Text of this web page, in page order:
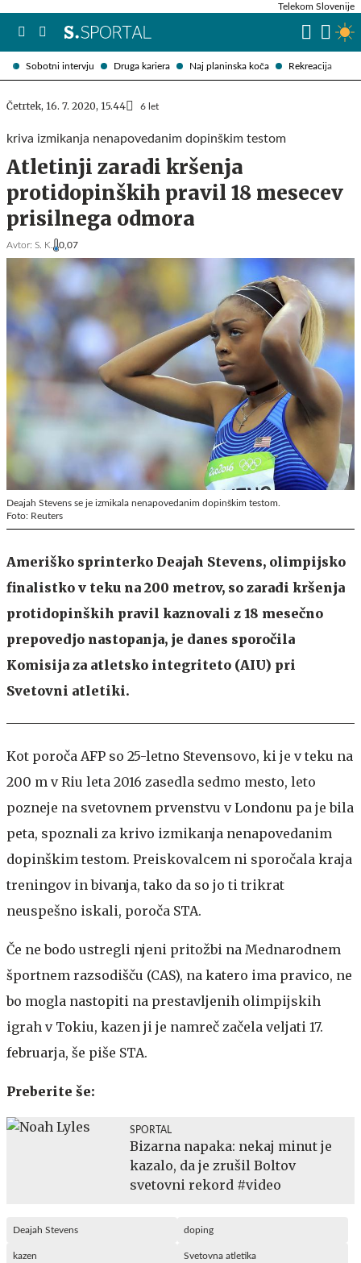
Sobotni intervju Druga kariera Naj planinska koča Rekreacija
Telekom Slovenije
Četrtek, 16. 7. 2020, 15.44 6 let
kriva izmikanja nenapovedanim dopinškim testom
Atletinji zaradi kršenja
protidopinških pravil 18 mesecev
prisilnega odmora
Avtor: S. K. 0,07
Deajah Stevens se je izmikala nenapovedanim dopinškim testom.
Foto: Reuters
Ameriško sprinterko Deajah Stevens, olimpijsko
finalistko v teku na 200 metrov, so zaradi kršenja
protidopinških pravil kaznovali z 18 mesečno
prepovedjo nastopanja, je danes sporočila
Komisija za atletsko integriteto (AIU) pri
Svetovni atletiki.
Kot poroča AFP so 25-letno Stevensovo, ki je v teku na
200 m v Riu leta 2016 zasedla sedmo mesto, leto
pozneje na svetovnem prvenstvu v Londonu pa je bila
peta, spoznali za krivo izmikanja nenapovedanim
dopinškim testom. Preiskovalcem ni sporočala kraja
treningov in bivanja, tako da so jo ti trikrat
neuspešno iskali, poroča STA.
Če ne bodo ustregli njeni pritožbi na Mednarodnem
športnem razsodišču (CAS), na katero ima pravico, ne
bo mogla nastopiti na prestavljenih olimpijskih
igrah v Tokiu, kazen ji je namreč začela veljati 17.
februarja, še piše STA.
Preberite še:
SPORTAL
Bizarna napaka: nekaj minut je
kazalo, da je zrušil Boltov
svetovni rekord #video
Deajah Stevens doping
kazen Svetovna atletika